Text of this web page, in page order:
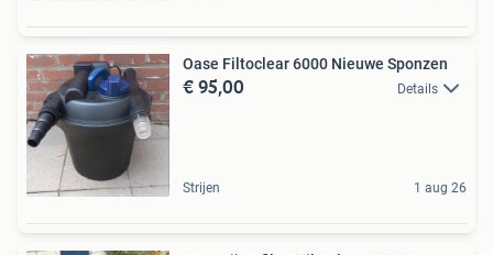
Oase Filtoclear 6000 Nieuwe Sponzen
€ 95,00 Details
Strijen 1 aug 26